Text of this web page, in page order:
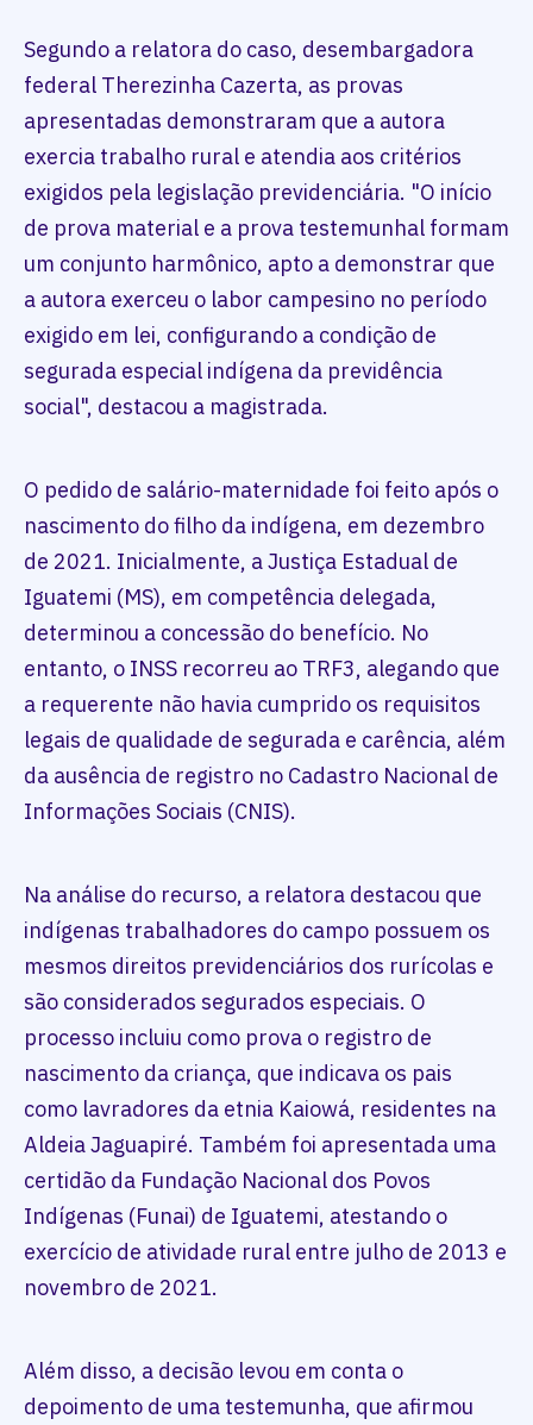
Segundo a relatora do caso, desembargadora
federal Therezinha Cazerta, as provas
apresentadas demonstraram que a autora
exercia trabalho rural e atendia aos critérios
exigidos pela legislação previdenciária. "O início
de prova material e a prova testemunhal formam
um conjunto harmônico, apto a demonstrar que
a autora exerceu o labor campesino no período
exigido em lei, configurando a condição de
segurada especial indígena da previdência
social", destacou a magistrada.
O pedido de salário-maternidade foi feito após o
nascimento do filho da indígena, em dezembro
de 2021. Inicialmente, a Justiça Estadual de
Iguatemi (MS), em competência delegada,
determinou a concessão do benefício. No
entanto, o INSS recorreu ao TRF3, alegando que
a requerente não havia cumprido os requisitos
legais de qualidade de segurada e carência, além
da ausência de registro no Cadastro Nacional de
Informações Sociais (CNIS).
Na análise do recurso, a relatora destacou que
indígenas trabalhadores do campo possuem os
mesmos direitos previdenciários dos rurícolas e
são considerados segurados especiais. O
processo incluiu como prova o registro de
nascimento da criança, que indicava os pais
como lavradores da etnia Kaiowá, residentes na
Aldeia Jaguapiré. Também foi apresentada uma
certidão da Fundação Nacional dos Povos
Indígenas (Funai) de Iguatemi, atestando o
exercício de atividade rural entre julho de 2013 e
novembro de 2021.
Além disso, a decisão levou em conta o
depoimento de uma testemunha, que afirmou